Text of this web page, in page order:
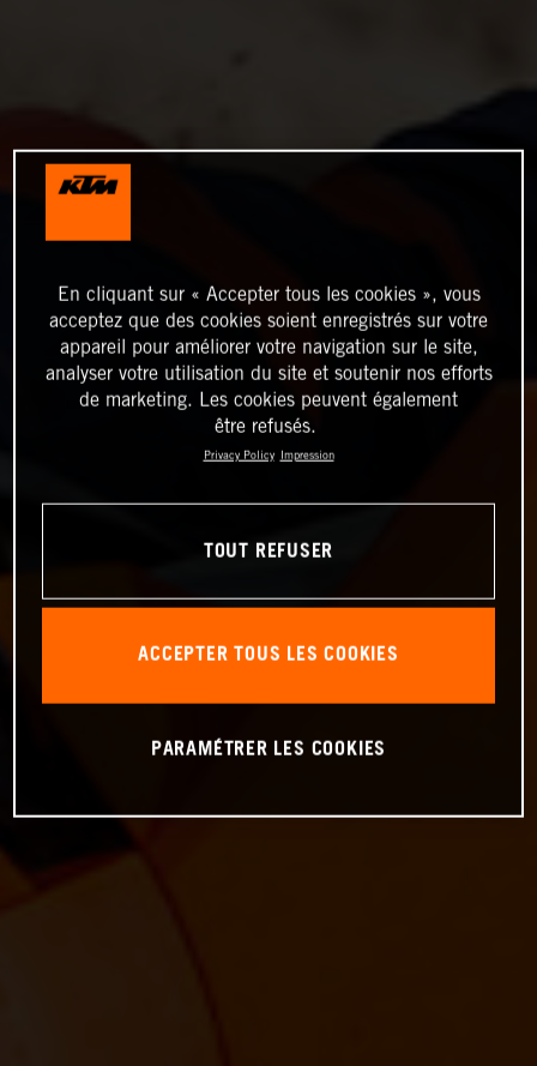
En cliquant sur « Accepter tous les cookies », vous
acceptez que des cookies soient enregistrés sur votre
appareil pour améliorer votre navigation sur le site,
analyser votre utilisation du site et soutenir nos efforts
de marketing. Les cookies peuvent également
être refusés.
Privacy Policy Impression
TOUT REFUSER
ACCEPTER TOUS LES COOKIES
PARAMÉTRER LES COOKIES